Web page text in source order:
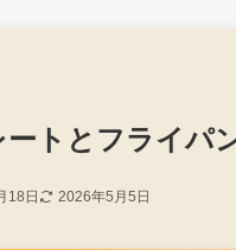
ートとフライパ
18日 2026年5月5日